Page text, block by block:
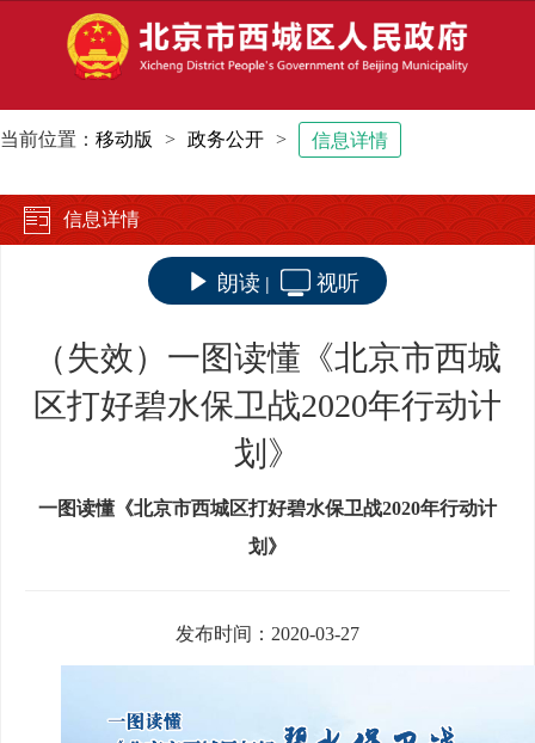
当前位置： 移动版 > 政务公开 > 信息详情
信息详情
朗读 | 视听
（失效）一图读懂《北京市西城
区打好碧水保卫战2020年行动计
划》
一图读懂《北京市西城区打好碧水保卫战2020年行动计
划》
发布时间：2020-03-27